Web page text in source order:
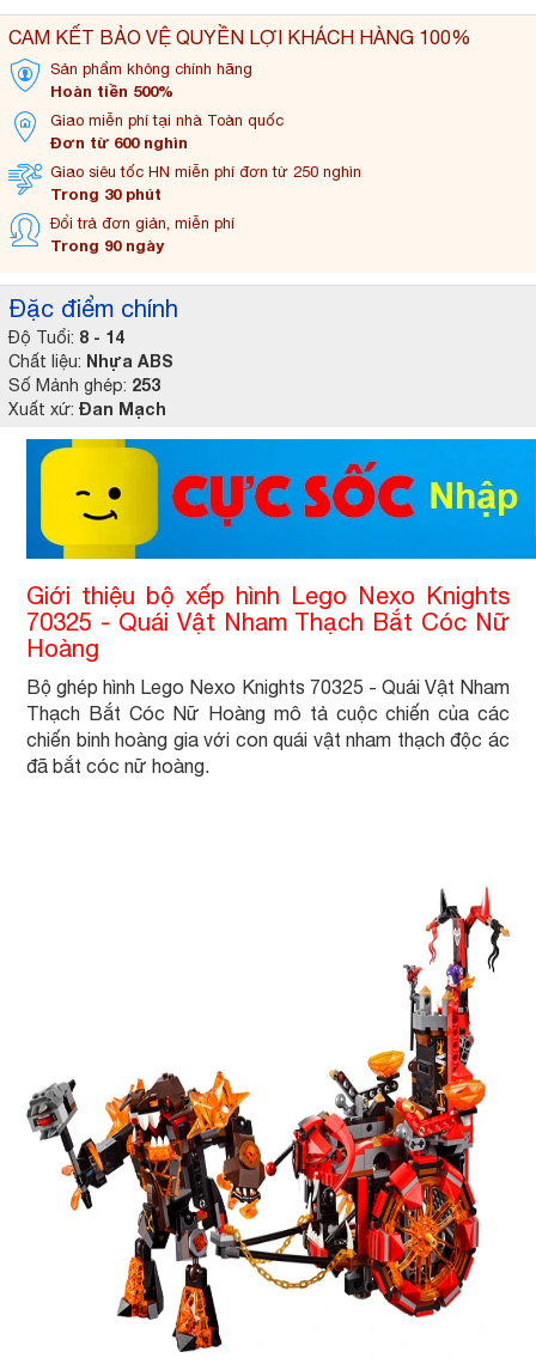
Đặc điểm chính
Độ Tuổi: 8 - 14
Chất liệu: Nhựa ABS
Số Mảnh ghép: 253
Xuất xứ: Đan Mạch
CAM KẾT BẢO VỆ QUYỀN LỢI KHÁCH HÀNG 100%
Sản phẩm không chính hãng
Hoàn tiền 500%
Giao miễn phí tại nhà Toàn quốc
Đơn từ 600 nghìn
Giao siêu tốc HN miễn phí đơn từ 250 nghìn
Trong 30 phút
Đổi trả đơn giản, miễn phí
Trong 90 ngày
Giới thiệu bộ xếp hình Lego Nexo Knights
70325 - Quái Vật Nham Thạch Bắt Cóc Nữ
Hoàng
Bộ ghép hình Lego Nexo Knights 70325 - Quái Vật Nham
Thạch Bắt Cóc Nữ Hoàng mô tả cuộc chiến của các
chiến binh hoàng gia với con quái vật nham thạch độc ác
đã bắt cóc nữ hoàng.